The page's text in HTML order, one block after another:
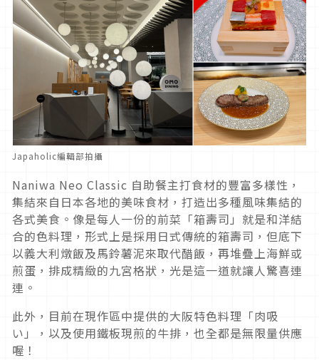
Japaholic編輯部拍攝
Naniwa Neo Classic 自助餐主打食材的豐富多樣性，
集結來自日本各地的美味食材，打造出多種風味集結的
各式美食。像是每人一份的前菜「箱壽司」就是和洋結
合的色料理，形式上是採用日式傳統的箱壽司，但底下
以義大利燉飯及馬鈴薯泥來取代醋飯，再堆疊上海鮮或
煎蛋，排成精緻的九宮格狀，光是這一道就讓人驚喜連
連。
此外，目前在現作區中提供的大阪特色料理「肉吸
い」，以及使用鐵板現煎的牛排，也全都是無限量供應
喔！